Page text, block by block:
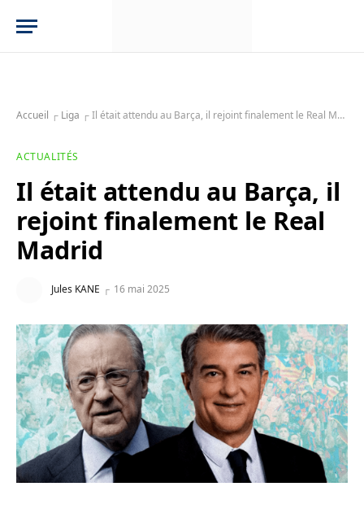
Accueil ┌ Liga ┌Il était attendu au Barça, il rejoint finalement le Real Madrid
ACTUALITÉS
Il était attendu au Barça, il
rejoint finalement le Real
Madrid
Jules KANE 16 mai 2025